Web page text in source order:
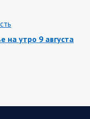
на утро 9 августа